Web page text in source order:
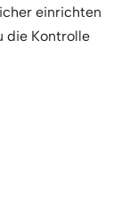
einrichten
die Kontrolle